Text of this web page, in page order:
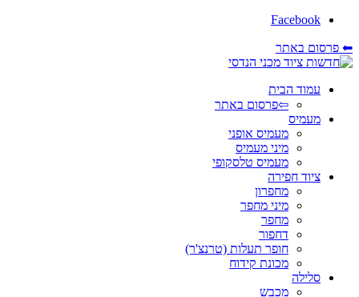
Facebook
⬅ פרסום באתר
עמוד הבית
⇦פרסום באתר
מעמיס
מעמיס אופני
מיני מעמיס
מעמיס טלסקופי
ציוד חפירה
מחפרון
מיני מחפר
מחפר
דחפור
חופר תעלות (טרנצ'ר)
מכונת קידוח
סלילה
מכבש